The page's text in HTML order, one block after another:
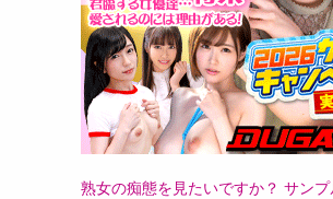
熟女の痴態を見たいですか？ サン